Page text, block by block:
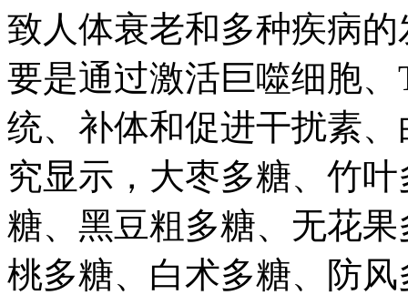
致人体衰老和多种疾病
要是通过激活巨噬细胞
统、补体和促进干扰素
究显示，大枣多糖、竹
糖、黑豆粗多糖、无花
桃多糖、白术多糖、防